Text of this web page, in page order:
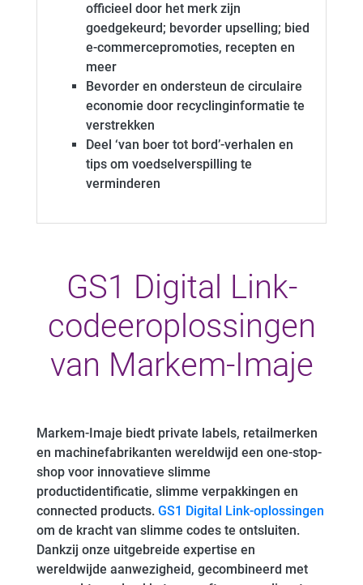
officieel door het merk zijn
goedgekeurd; bevorder upselling; bied
e-commercepromoties, recepten en
meer
Bevorder en ondersteun de circulaire
economie door recyclinginformatie te
verstrekken
Deel ‘van boer tot bord’-verhalen en
tips om voedselverspilling te
verminderen
GS1 Digital Link-
codeeroplossingen
van Markem-Imaje
Markem-Imaje biedt private labels, retailmerken
en machinefabrikanten wereldwijd een one-stop-
shop voor innovatieve slimme
productidentificatie, slimme verpakkingen en
connected products. GS1 Digital Link-oplossingen
om de kracht van slimme codes te ontsluiten.
Dankzij onze uitgebreide expertise en
wereldwijde aanwezigheid, gecombineerd met